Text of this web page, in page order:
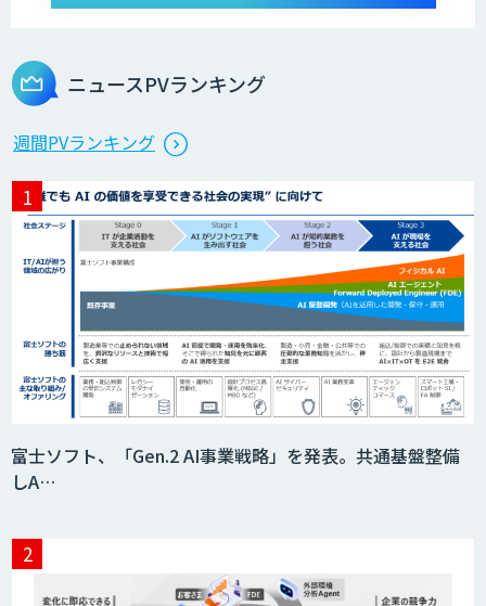
ニュースPVランキング
週間PVランキング
富士ソフト、「Gen.2 AI事業戦略」を発表。共通基盤整備
しA…